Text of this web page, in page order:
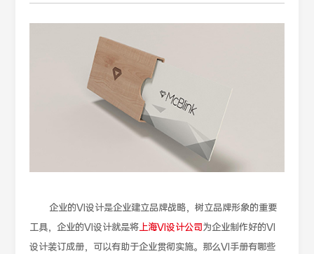
企业的VI设计是企业建立品牌战略，树立品牌形象的重要
工具，企业的VI设计就是将上海VI设计公司为企业制作好的VI
设计装订成册，可以有助于企业贯彻实施。那么VI手册有哪些